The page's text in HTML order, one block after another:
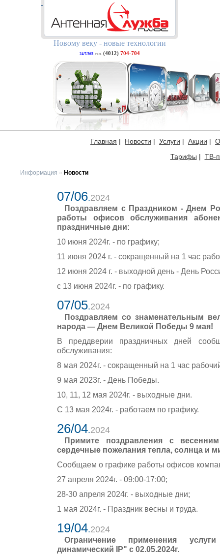
Новому веку - новые технологии
24/7/365 тел. (4012)704-704
Главная | Новости | Услуги | Акции |
Тарифы | ТВ-
Информация » Новости
07/06.2024
Поздравляем с Праздником - Днем
работы офисов обслуживания
праздничные дни:
10 июня 2024г. - по графику;
11 июня 2024 г. - сокращенный на 1 час
12 июня 2024 г. - выходной день - День
с 13 июня 2024г. - по графику.
07/05.2024
Поздравляем со знаменательным
народа — Днем Великой Победы 9 мая!
В преддверии праздничных дней
обслуживания:
8 мая 2024г. - сокращенный на 1 час
9 мая 2023г. - День Победы.
10, 11, 12 мая 2024г. - выходные дни.
С 13 мая 2024г. - работаем по графику.
26/04.2024
Примите поздравления с
сердечные пожелания тепла, солнца и
Сообщаем о графике работы офисов
27 апреля 2024г. - 09:00-17:00;
28-30 апреля 2024г. - выходные дни;
1 мая 2024г. - Праздник весны и труда.
19/04.2024
Ограничение применения
динамический IP" с 02.05.2024г.